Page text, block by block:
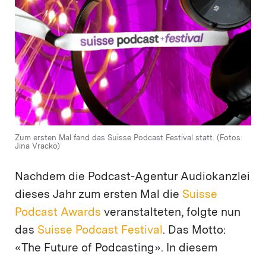
Zum ersten Mal fand das Suisse Podcast Festival statt. (Fotos:
Jina Vracko)
Nachdem die Podcast-Agentur Audiokanzlei
dieses Jahr zum ersten Mal die Suisse
Podcast Awards veranstalteten, folgte nun
das Suisse Podcast Festival . Das Motto:
«The Future of Podcasting». In diesem